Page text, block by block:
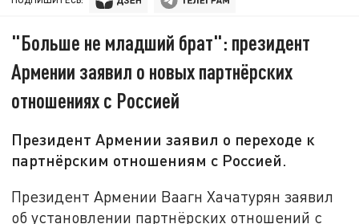
"Больше не младший брат": президент
Армении заявил о новых партнёрских
отношениях с Россией
Президент Армении заявил о переходе к
партнёрским отношениям с Россией.
Президент Армении Ваагн Хачатурян заявил
об установлении партнёрских отношений с